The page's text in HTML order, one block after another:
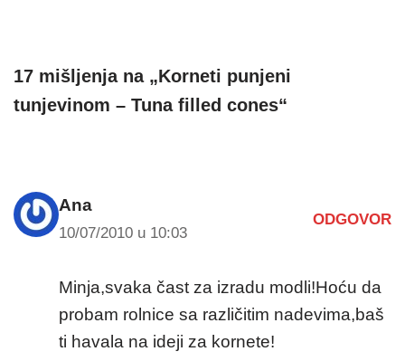
17 mišljenja na „Korneti punjeni
tunjevinom – Tuna filled cones“
Ana
10/07/2010 u 10:03
ODGOVOR
Minja,svaka čast za izradu modli!Hoću da
probam rolnice sa različitim nadevima,baš
ti havala na ideji za kornete!